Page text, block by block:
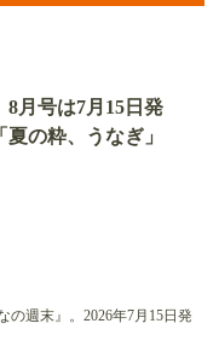
8月号は7月15日発
の粋、うなぎ」
週末』。2026年7月15日発